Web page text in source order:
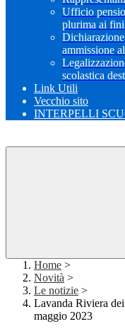
Ufficio
plurima ai
ammissione
scolastica
Link Utili
Vecchio sito
INTERPELLI
Home >
Novità >
Le notizie >
Lavanda Riviera
maggio 2023